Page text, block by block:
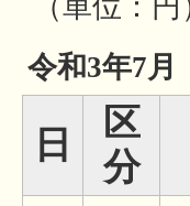
（単位：円
令和3年7月
日
区
分